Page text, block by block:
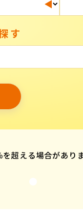
す
超える場合がありま